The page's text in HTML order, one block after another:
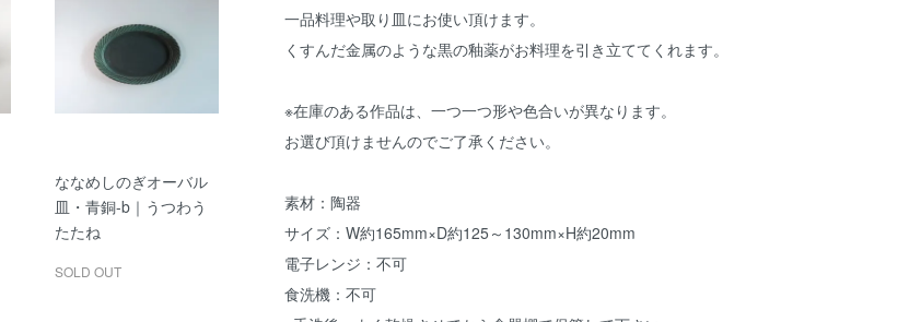
一品料理や取り皿にお使い頂けます。
くすんだ金属のような黒の釉薬がお料理を引き立ててくれます。
※在庫のある作品は、一つ一つ形や色合いが異なります。
お選び頂けませんのでご了承ください。
素材：陶器
サイズ：W約165mm×D約125～130mm×H約20mm
電子レンジ：不可
食洗機：不可
ななめしのぎオーバル
皿・青銅-b｜うつわう
たたね
SOLD OUT